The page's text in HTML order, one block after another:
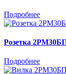
Подробнее
Розетка
Подробнее